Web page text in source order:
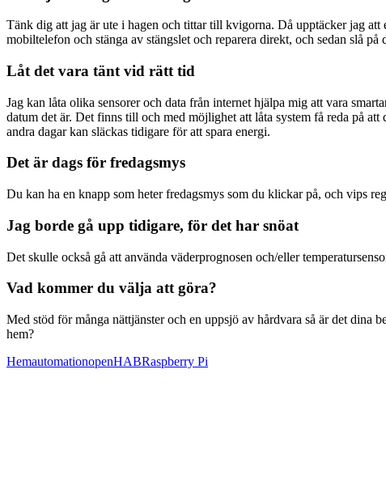
Tänk dig att jag är ute i hagen och tittar till kvigorna. Då upptäcker jag att
mobiltelefon och stänga av stängslet och reparera direkt, och sedan slå
Låt det vara tänt vid rätt tid
Jag kan låta olika sensorer och data från internet hjälpa mig att vara
datum det är. Det finns till och med möjlighet att låta system få reda på
andra dagar kan släckas tidigare för att spara energi.
Det är dags för fredagsmys
Du kan ha en knapp som heter fredagsmys som du klickar på, och vips
Jag borde gå upp tidigare, för det har snöat
Det skulle också gå att använda väderprognosen och/eller
Vad kommer du välja att göra?
Med stöd för många nättjänster och en uppsjö av hårdvara så är det dina
hem?
HemautomationopenHABRaspberry Pi